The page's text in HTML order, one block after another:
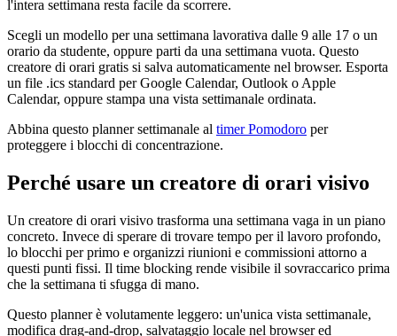
l'intera settimana resta facile da scorrere.
Scegli un modello per una settimana lavorativa dalle 9 alle 17 o un
orario da studente, oppure parti da una settimana vuota. Questo
creatore di orari gratis si salva automaticamente nel browser. Esporta
un file .ics standard per Google Calendar, Outlook o Apple
Calendar, oppure stampa una vista settimanale ordinata.
Abbina questo planner settimanale al timer Pomodoro per
proteggere i blocchi di concentrazione.
Perché usare un creatore di orari visivo
Un creatore di orari visivo trasforma una settimana vaga in un piano
concreto. Invece di sperare di trovare tempo per il lavoro profondo,
lo blocchi per primo e organizzi riunioni e commissioni attorno a
questi punti fissi. Il time blocking rende visibile il sovraccarico prima
che la settimana ti sfugga di mano.
Questo planner è volutamente leggero: un'unica vista settimanale,
modifica drag-and-drop, salvataggio locale nel browser ed